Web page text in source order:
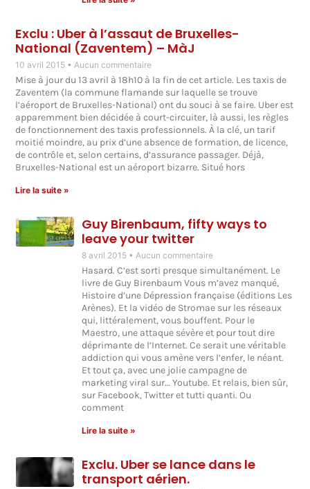
Exclu : Uber à l’assaut de Bruxelles-
National (Zaventem) – MàJ
10 avril 2015 Aucun commentaire
Mise à jour du 13 avril à 18h10 à la fin de cet article. Les taxis de
Zaventem (la commune flamande sur laquelle se trouve
l’aéroport de Bruxelles-National) ont du souci à se faire. Uber est
apparemment bien décidée à court-circuiter, là aussi, les règles
de fonctionnement des taxis professionnels. À la clé, un tarif
moitié moindre, au prix d’une absence de formation, de licence,
de contrôle et, selon certains, d’assurance passager. Déjà,
Bruxelles-National est un aéroport bizarre. Situé hors
Lire la suite »
Guy Birenbaum, fifty ways to
leave your twitter
8 avril 2015 Aucun commentaire
Hasard. C’est sorti presque simultanément. Le
livre de Guy Birenbaum Vous m’avez manqué,
Histoire d’une Dépression française (éditions Les
Arènes). Et la vidéo de Stromae sur les réseaux
qui, littéralement, vous bouffent. Pour le
Maestro, une attaque sévère et pour tout dire
déprimante de l’Internet. Ce serait une véritable
addiction qui vous amène vers l’enfer, le néant.
Et tout ça, avec une jolie campagne de
marketing viral sur… Youtube. Et relais, bien sûr,
sur Facebook, Twitter et tutti quanti. Ou
comment
Lire la suite »
Exclu. Uber se lance dans le
transport aérien.